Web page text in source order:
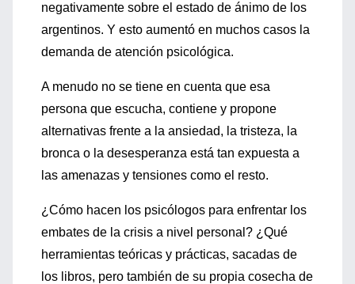
negativamente sobre el estado de ánimo de los
argentinos. Y esto aumentó en muchos casos la
demanda de atención psicológica.
A menudo no se tiene en cuenta que esa
persona que escucha, contiene y propone
alternativas frente a la ansiedad, la tristeza, la
bronca o la desesperanza está tan expuesta a
las amenazas y tensiones como el resto.
¿Cómo hacen los psicólogos para enfrentar los
embates de la crisis a nivel personal? ¿Qué
herramientas teóricas y prácticas, sacadas de
los libros, pero también de su propia cosecha de